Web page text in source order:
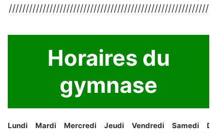
///////////////////////////////////////////////////////////
Horaires du
gymnase
Lundi Mardi Mercredi Jeudi Vendredi Samedi